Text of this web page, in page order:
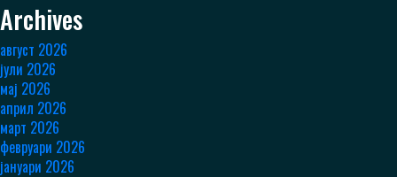
Archives
август 2026
јули 2026
мај 2026
април 2026
март 2026
февруари 2026
јануари 2026